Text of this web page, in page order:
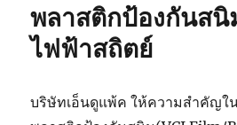
พลาสติกป้องกันส
ไฟฟ้าสถิตย์
บริษัทเอ็นดูแพ้ค ให้ความสำคัญ